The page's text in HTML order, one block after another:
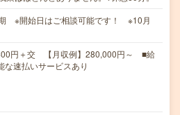
※開始日はご相談可能です！ ※10月
円＋交 【月収例】280,000円～ ■給
な速払いサービスあり